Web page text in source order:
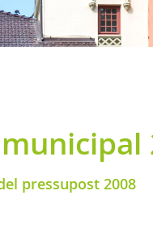
pressupost 2008